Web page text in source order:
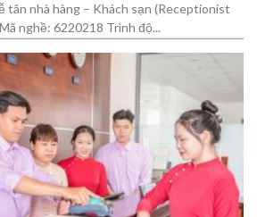
tân nhà hàng – Khách sạn (Receptionist
nghề: 6220218 Trình độ...